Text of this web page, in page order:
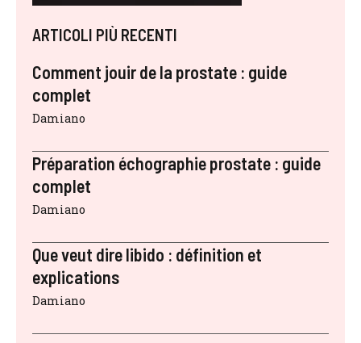
ARTICOLI PIÙ RECENTI
Comment jouir de la prostate : guide
complet
Damiano
Préparation échographie prostate : guide
complet
Damiano
Que veut dire libido : définition et
explications
Damiano